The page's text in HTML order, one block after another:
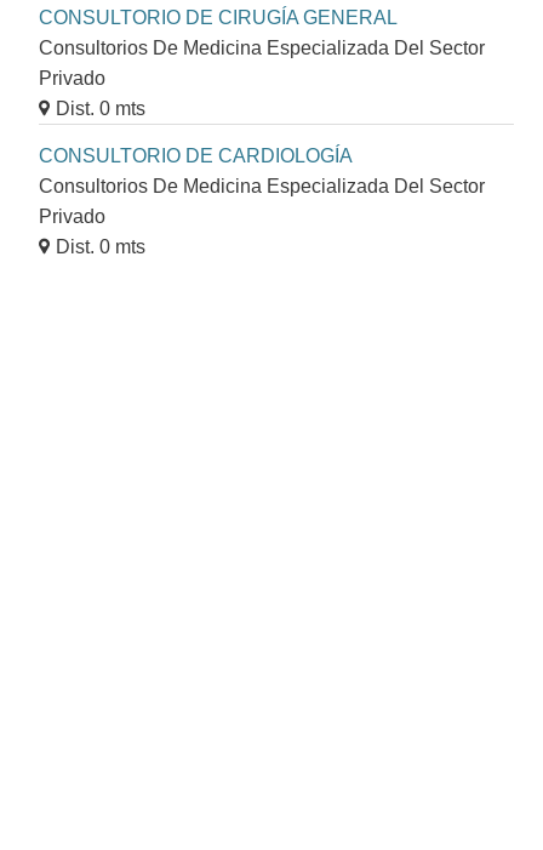
CONSULTORIO DE CIRUGÍA GENERAL
Consultorios De Medicina Especializada Del Sector
Privado
Dist. 0 mts
CONSULTORIO DE CARDIOLOGÍA
Consultorios De Medicina Especializada Del Sector
Privado
Dist. 0 mts